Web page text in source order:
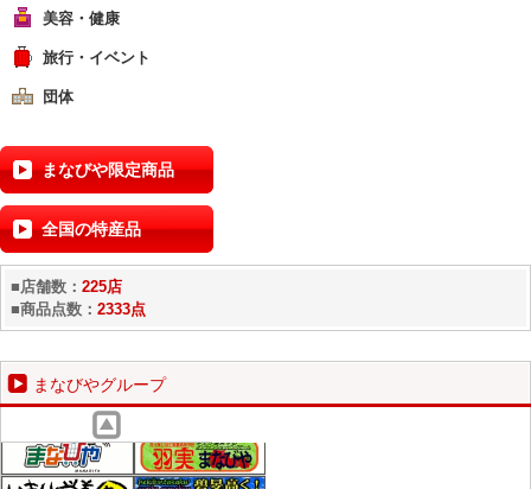
美容・健康
旅行・イベント
団体
まなびや限定商品
全国の特産品
■店舗数： 225店
■商品点数： 2333点
まなびやグループ